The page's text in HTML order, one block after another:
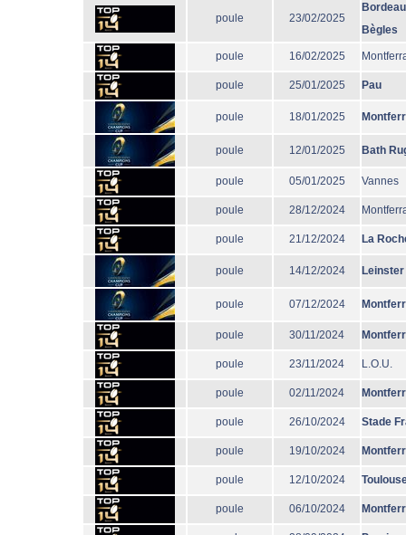
poule 23/02/2025
Bègles
poule 16/02/2025
poule 25/01/2025 Pau
poule 18/01/2025
poule 12/01/2025 Bath
poule 05/01/2025 Vannes
poule 28/12/2024
poule 21/12/2024 La
poule 14/12/2024 Leinster
poule 07/12/2024
poule 30/11/2024
poule 23/11/2024 L.O.U.
poule 02/11/2024
poule 26/10/2024 Stade
poule 19/10/2024
poule 12/10/2024
poule 06/10/2024